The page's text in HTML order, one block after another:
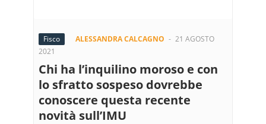
Fisco ALESSANDRA CALCAGNO - 21 AGOSTO
2021
Chi ha l’inquilino moroso e con
lo sfratto sospeso dovrebbe
conoscere questa recente
novità sull’IMU